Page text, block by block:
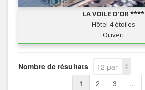
LA VOILE D'OR ****
Hôtel 4 étoiles
Ouvert
Nombre de résultats
12 par
page
1 2 3 ...